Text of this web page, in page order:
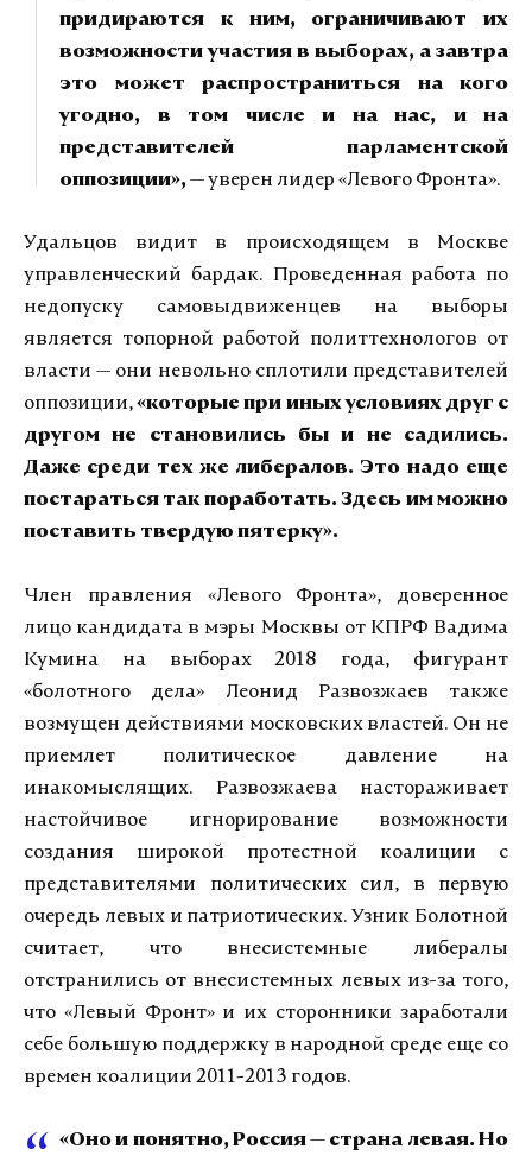
придираются к ним, ограничивают их
возможности участия в выборах, а завтра
это может распространиться на кого
угодно, в том числе и на нас, и на
представителей парламентской
оппозиции», — уверен лидер «Левого Фронта».
Удальцов видит в происходящем в Москве
управленческий бардак. Проведенная работа по
недопуску самовыдвиженцев на выборы
является топорной работой политтехнологов от
власти — они невольно сплотили представителей
оппозиции,«которые при иных условиях друг с
другом не становились бы и не садились.
Даже среди тех же либералов. Это надо еще
постараться так поработать. Здесь им можно
поставить твердую пятерку».
Член правления «Левого Фронта», доверенное
лицо кандидата в мэры Москвы от КПРФ Вадима
Кумина на выборах 2018 года, фигурант
«болотного дела» Леонид Развозжаев также
возмущен действиями московских властей. Он не
приемлет политическое давление на
инакомыслящих. Развозжаева настораживает
настойчивое игнорирование возможности
создания широкой протестной коалиции с
представителями политических сил, в первую
очередь левых и патриотических. Узник Болотной
считает, что внесистемные либералы
отстранились от внесистемных левых из-за того,
что «Левый Фронт» и их сторонники заработали
себе большую поддержку в народной среде еще со
времен коалиции 2011-2013 годов.
«Оно и понятно, Россия — страна левая. Но